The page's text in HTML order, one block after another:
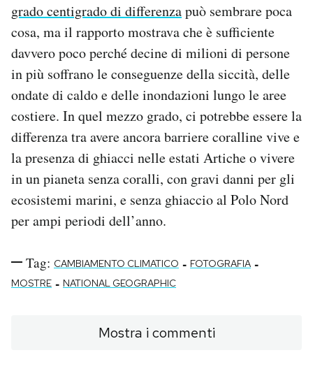
grado centigrado di differenzapuò sembrare poca
cosa, ma il rapporto mostrava che è sufficiente
davvero poco perché decine di milioni di persone
in più soffrano le conseguenze della siccità, delle
ondate di caldo e delle inondazioni lungo le aree
costiere. In quel mezzo grado, ci potrebbe essere la
differenza tra avere ancora barriere coralline vive e
la presenza di ghiacci nelle estati Artiche o vivere
in un pianeta senza coralli, con gravi danni per gli
ecosistemi marini, e senza ghiaccio al Polo Nord
per ampi periodi dell’anno.
Tag: CAMBIAMENTO CLIMATICO - FOTOGRAFIA -
MOSTRE - NATIONAL GEOGRAPHIC
Mostra i commenti